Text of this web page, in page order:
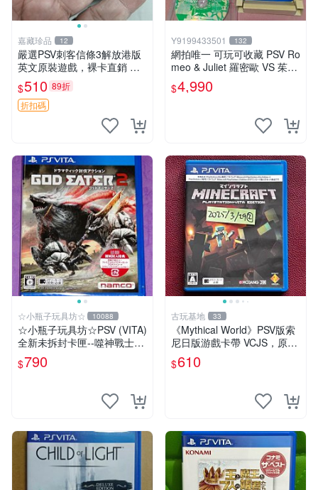
嘉藏珍品 12
嚴選PSV刺客信條3解放港版
英文原裝遊戲，裸卡直銷 刺
客信條3 游戲 港版游戲
$510 89折
折扣碼
Y9199433501 132
網拍唯一 可玩可收藏 PSV Ro
meo & Juliet 羅密歐 VS 茱麗
葉 全卷包 豪華版日版
$4,990
☆小瓶子玩具坊☆ 10088
☆小瓶子玩具坊☆PSV (VITA)
全新未拆封卡匣--噬神戰士2
《噬神者2》(日版)
$790
古玩基地 33
《Mythical World》PSV版索
尼日版游戲卡帶 VCJS，原裝
進口帶全盒說明書，支持主機
運行。Mythical World PSV
$610